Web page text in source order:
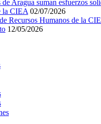
de Aragua suman esfuerzos
la CIEA 02/07/2026
Recursos Humanos de la
12/05/2026